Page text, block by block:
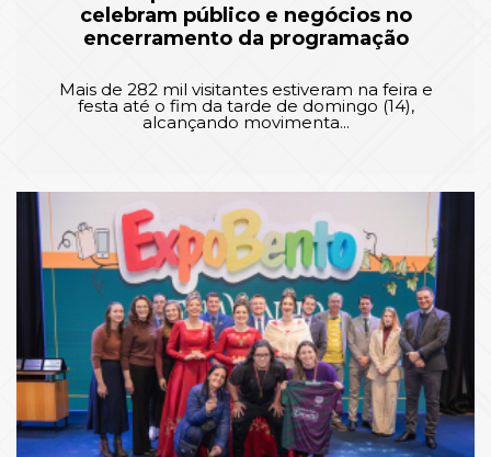
celebram público e negócios no
encerramento da programação
Mais de 282 mil visitantes estiveram na feira e
festa até o fim da tarde de domingo (14),
alcançando movimenta...